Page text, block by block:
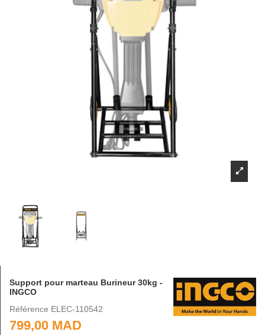
Support pour marteau Burineur 30kg -
INGCO
Référence ELEC-110542
799,00 MAD